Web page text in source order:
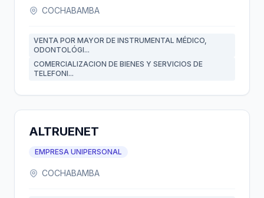
COCHABAMBA
VENTA POR MAYOR DE INSTRUMENTAL MÉDICO,
ODONTOLÓGI...
COMERCIALIZACION DE BIENES Y SERVICIOS DE
TELEFONI...
ALTRUENET
EMPRESA UNIPERSONAL
COCHABAMBA